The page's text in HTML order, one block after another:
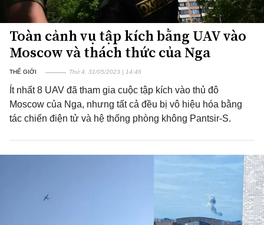
Toàn cảnh vụ tập kích bằng UAV vào
Moscow và thách thức của Nga
THẾ GIỚI Thứ 4, 31/05/2023 | 14:46
Ít nhất 8 UAV đã tham gia cuộc tập kích vào thủ đô
Moscow của Nga, nhưng tất cả đều bị vô hiệu hóa bằng
tác chiến điện tử và hệ thống phòng không Pantsir-S.